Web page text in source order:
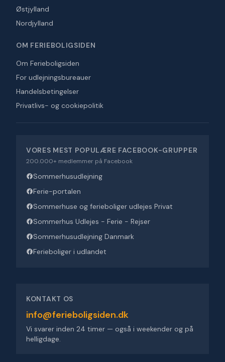
Østjylland
Nordjylland
OM FERIEBOLIGSIDEN
Om Ferieboligsiden
For udlejningsbureauer
Handelsbetingelser
Privatlivs- og cookiepolitik
VORES MEST POPULÆRE FACEBOOK-GRUPPER
200.000+ medlemmer på Facebook
Sommerhusudlejning
Ferie-portalen
Sommerhuse og ferieboliger udlejes Privat
Sommerhus Udlejes - Ferie - Rejser
Sommerhusudlejning Danmark
Ferieboliger i udlandet
KONTAKT OS
info@ferieboligsiden.dk
Vi svarer inden 24 timer — også i weekender og på
helligdage.